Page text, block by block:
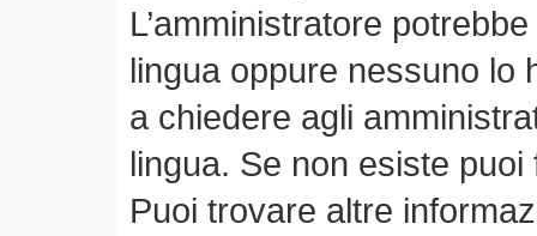
L’amministratore
lingua oppure nessuno lo
a chiedere agli
lingua. Se non esiste
Puoi trovare altre